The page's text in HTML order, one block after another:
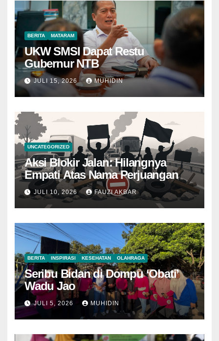
BERITA MATARAM
UKW SMSI Dapat Restu
Gubernur NTB
JULI 15, 2026 MUHIDIN
UNCATEGORIZED
Aksi Blokir Jalan: Hilangnya
Empati Atas Nama Perjuangan
JULI 10, 2026 FAUZI AKBAR
BERITA INSPIRASI KESEHATAN OLAHRAGA
Seribu Bidan di Dompu ‘Obati’
Wadu Jao
JULI 5, 2026 MUHIDIN